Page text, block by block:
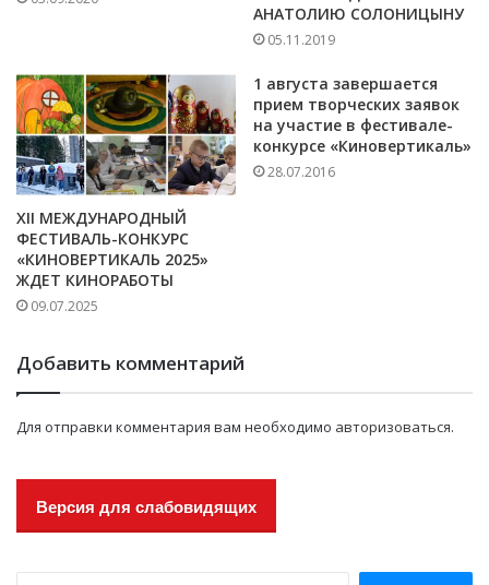
АНАТОЛИЮ СОЛОНИЦЫНУ
05.11.2019
XII МЕЖДУНАРОДНЫЙ
ФЕСТИВАЛЬ-КОНКУРС
«КИНОВЕРТИКАЛЬ 2025»
ЖДЕТ КИНОРАБОТЫ
09.07.2025
1 августа завершается
прием творческих заявок
на участие в фестивале-
конкурсе «Киновертикаль»
28.07.2016
Добавить комментарий
Для отправки комментария вам необходимо авторизоваться.
Версия для слабовидящих